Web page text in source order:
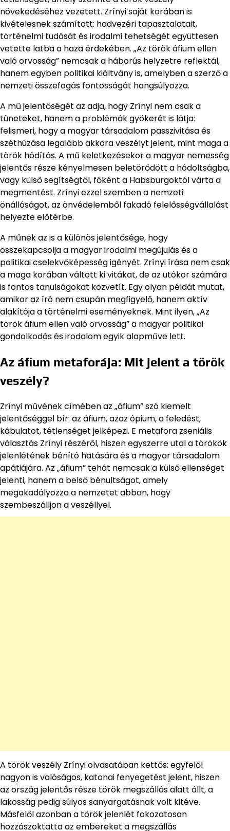
növekedéséhez vezetett. Zrínyi saját korában is
kivételesnek számított: hadvezéri tapasztalatait,
történelmi tudását és irodalmi tehetségét együttesen
vetette latba a haza érdekében. „Az török áfium ellen
való orvosság” nemcsak a háborús helyzetre reflektál,
hanem egyben politikai kiáltvány is, amelyben a szerző a
nemzeti összefogás fontosságát hangsúlyozza.
A mű jelentőségét az adja, hogy Zrínyi nem csak a
tüneteket, hanem a problémák gyökerét is látja:
felismeri, hogy a magyar társadalom passzivitása és
széthúzása legalább akkora veszélyt jelent, mint maga a
török hódítás. A mű keletkezésekor a magyar nemesség
jelentős része kényelmesen beletörődött a hódoltságba,
vagy külső segítségtől, főként a Habsburgoktól várta a
megmentést. Zrínyi ezzel szemben a nemzeti
önállóságot, az önvédelemből fakadó felelősségvállalást
helyezte előtérbe.
A műnek az is a különös jelentősége, hogy
összekapcsolja a magyar irodalmi megújulás és a
politikai cselekvőképesség igényét. Zrínyi írása nem csak
a maga korában váltott ki vitákat, de az utókor számára
is fontos tanulságokat közvetít. Egy olyan példát mutat,
amikor az író nem csupán megfigyelő, hanem aktív
alakítója a történelmi eseményeknek. Mint ilyen, „Az
török áfium ellen való orvosság” a magyar politikai
gondolkodás és irodalom egyik alapműve lett.
Az áfium metaforája: Mit jelent a török
veszély?
Zrínyi művének címében az „áfium” szó kiemelt
jelentőséggel bír: az áfium, azaz ópium, a feledést,
kábulatot, tétlenséget jelképezi. E metafora zseniális
választás Zrínyi részéről, hiszen egyszerre utal a törökök
jelenlétének bénító hatására és a magyar társadalom
apátiájára. Az „áfium” tehát nemcsak a külső ellenséget
jelenti, hanem a belső bénultságot, amely
megakadályozza a nemzetet abban, hogy
szembeszálljon a veszéllyel.
A török veszély Zrínyi olvasatában kettős: egyfelől
nagyon is valóságos, katonai fenyegetést jelent, hiszen
az ország jelentős része török megszállás alatt állt, a
lakosság pedig súlyos sanyargatásnak volt kitéve.
Másfelől azonban a török jelenlét fokozatosan
hozzászoktatta az embereket a megszállás